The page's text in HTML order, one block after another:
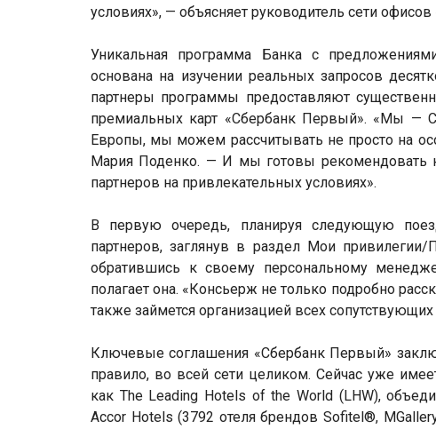
условиях», — объясняет руководитель сети
Уникальная программа Банка с
основана на изучении реальных запросов
партнеры программы предоставляют
премиальных карт «Сбербанк Первый». «Мы —
Европы, мы можем рассчитывать не просто на
Мария Поденко. — И мы готовы рекомендовать
партнеров на привлекательных условиях».
В первую очередь, планируя следующую
партнеров, заглянув в раздел Мои
обратившись к своему персональному
полагает она. «Консьерж не только подробно
также займется организацией всех
Ключевые соглашения «Сбербанк Первый»
правило, во всей сети целиком. Сейчас уже
как The Leading Hotels of the World (LHW),
Accor Hotels (3792 отеля брендов Sofitel®,